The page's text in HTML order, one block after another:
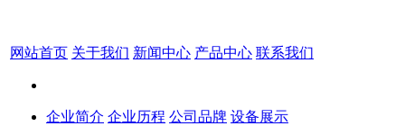
网站首页 关于我们 新闻中心 产品中心 联系我们
企业简介 企业历程 公司品牌 设备展示